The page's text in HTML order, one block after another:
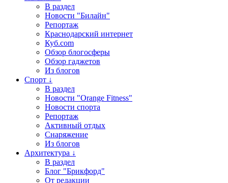
В раздел
Новости "Билайн"
Репортаж
Краснодарский интернет
Куб.com
Обзор блогосферы
Обзор гаджетов
Из блогов
Спорт ↓
В раздел
Новости "Orange Fitness"
Новости спорта
Репортаж
Активный отдых
Снаряжение
Из блогов
Архитектура ↓
В раздел
Блог "Брикфорд"
От редакции